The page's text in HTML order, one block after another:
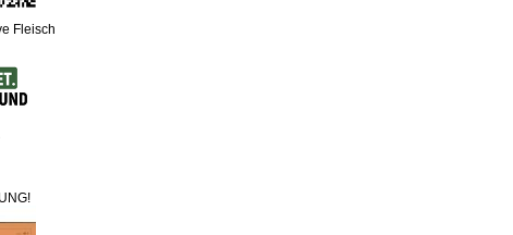
Fleisch